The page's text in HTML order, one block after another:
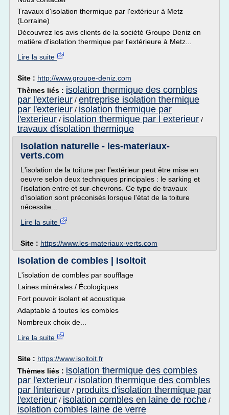
Travaux d'isolation thermique par l'extérieur à Metz
(Lorraine)
Découvrez les avis clients de la société Groupe Deniz en
matière d'isolation thermique par l'extérieure à Metz...
Lire la suite
Site : http://www.groupe-deniz.com
Thèmes liés : isolation thermique des combles
par l'exterieur / entreprise isolation thermique
par l'exterieur / isolation thermique par
l'exterieur / isolation thermique par l exterieur /
travaux d'isolation thermique
Isolation naturelle - les-materiaux-
verts.com
L'isolation de la toiture par l'extérieur peut être mise en
oeuvre selon deux techniques principales : le sarking et
l'isolation entre et sur-chevrons. Ce type de travaux
d'isolation sont préconisés lorsque l'état de la toiture
nécessite...
Lire la suite
Site : https://www.les-materiaux-verts.com
Isolation de combles | Isoltoit
L'isolation de combles par soufflage
Laines minérales / Écologiques
Fort pouvoir isolant et acoustique
Adaptable à toutes les combles
Nombreux choix de...
Lire la suite
Site : https://www.isoltoit.fr
Thèmes liés : isolation thermique des combles
par l'exterieur / isolation thermique des combles
par l'interieur / produits d'isolation thermique par
l'exterieur / isolation combles en laine de roche /
isolation combles laine de verre